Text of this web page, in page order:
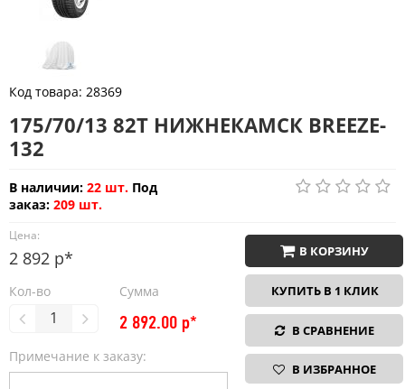
Код товара: 28369
175/70/13 82T НИЖНЕКАМСК BREEZE-
132
В наличии: 22 шт. Под
заказ: 209 шт.
Цена:
2 892 р*
Кол-во Сумма
2 892.00 р*
Примечание к заказу:
В КОРЗИНУ
КУПИТЬ В 1 КЛИК
В СРАВНЕНИЕ
В ИЗБРАННОЕ